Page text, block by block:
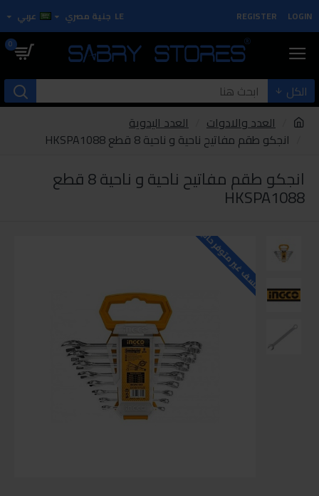
LOGIN
REGISTER
LE جنية مصري عربي
0
الكل
العدد والادوات
العدد اليدوية
انجكو طقم مفاتيح ناحية و ناحية 8 قطع HKSPA1088
انجكو طقم مفاتيح ناحية و ناحية 8 قطع
HKSPA1088
للاسف غير متوفر حاليا